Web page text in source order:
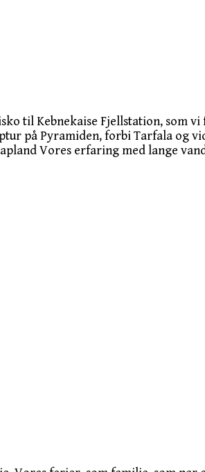
til Kebnekaise Fjellstation, som vi
på Pyramiden, forbi Tarfala og
Vores erfaring med lange